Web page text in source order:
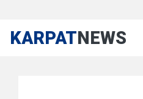
KARPATNEWS